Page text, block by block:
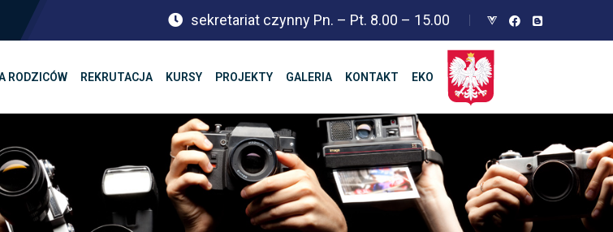
sekretariat czynny Pn. – Pt. 8.00 – 15.00
RODZICÓW REKRUTACJA KURSY PROJEKTY GALERIA KONTAKT EKO